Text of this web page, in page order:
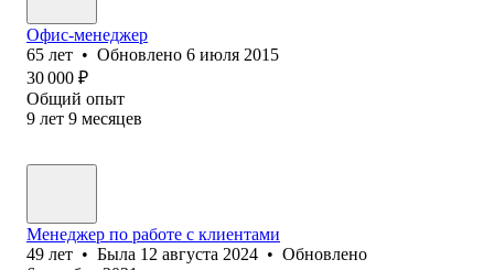
Офис-менеджер
65 лет • Обновлено 6 июля 2015
30 000 ₽
Общий опыт
9 лет 9 месяцев
Менеджер по работе с клиентами
49 лет • Была 12 августа 2024 • Обновлено